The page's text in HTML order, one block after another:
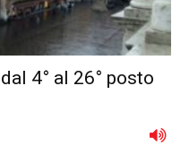
4° al 26° posto